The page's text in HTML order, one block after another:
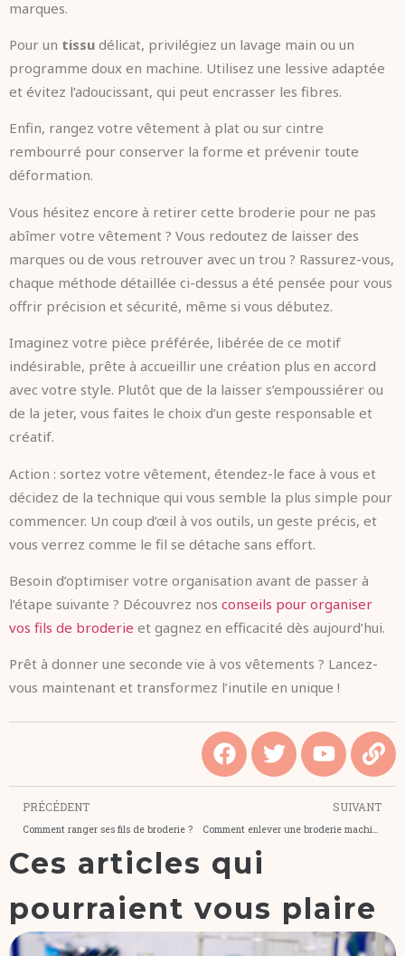
marques.
Pour un tissu délicat, privilégiez un lavage main ou un
programme doux en machine. Utilisez une lessive adaptée
et évitez l’adoucissant, qui peut encrasser les fibres.
Enfin, rangez votre vêtement à plat ou sur cintre
rembourré pour conserver la forme et prévenir toute
déformation.
Vous hésitez encore à retirer cette broderie pour ne pas
abîmer votre vêtement ? Vous redoutez de laisser des
marques ou de vous retrouver avec un trou ? Rassurez-vous,
chaque méthode détaillée ci-dessus a été pensée pour vous
offrir précision et sécurité, même si vous débutez.
Imaginez votre pièce préférée, libérée de ce motif
indésirable, prête à accueillir une création plus en accord
avec votre style. Plutôt que de la laisser s’empoussiérer ou
de la jeter, vous faites le choix d’un geste responsable et
créatif.
Action : sortez votre vêtement, étendez-le face à vous et
décidez de la technique qui vous semble la plus simple pour
commencer. Un coup d’œil à vos outils, un geste précis, et
vous verrez comme le fil se détache sans effort.
Besoin d’optimiser votre organisation avant de passer à
l’étape suivante ? Découvrez nos conseils pour organiser
vos fils de broderie et gagnez en efficacité dès aujourd’hui.
Prêt à donner une seconde vie à vos vêtements ? Lancez-
vous maintenant et transformez l’inutile en unique !
PRÉCÉDENT
Comment ranger ses fils de broderie ?
SUIVANT
Ces articles qui
pourraient vous plaire